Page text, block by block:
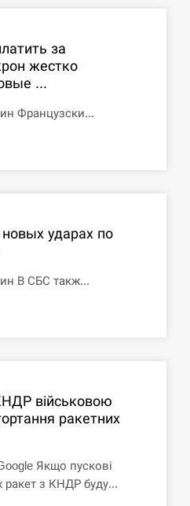
ROZETKA и “Новая
об…
спеку загинули три
по Харькову,
за
жестко
...
Французски...
ударах по
В СБС такж...
військовою
ракетних
Якщо пускові
ракет з КНДР буду...